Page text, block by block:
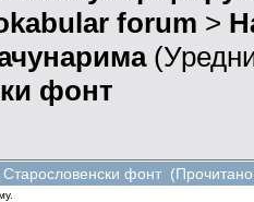
forum >
фонт
фонт